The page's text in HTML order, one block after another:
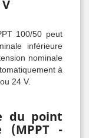
100/50 peut
inférieure
nominale
à
24 V.
du point
(MPPT -